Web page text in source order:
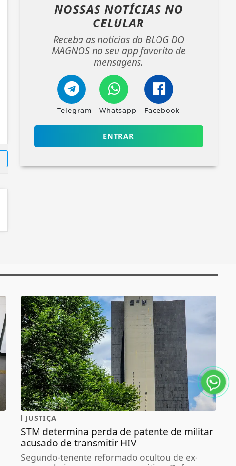
NOSSAS NOTÍCIAS NO
CELULAR
Receba as notícias do BLOG DO
MAGNOS no seu app favorito de
mensagens.
Telegram Whatsapp Facebook
ENTRAR
JUSTIÇA
STM determina perda de patente de militar
acusado de transmitir HIV
Segundo-tenente reformado ocultou de ex-